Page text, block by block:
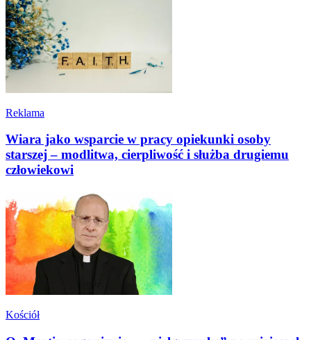
Reklama
Wiara jako wsparcie w pracy opiekunki osoby
starszej – modlitwa, cierpliwość i służba drugiemu
człowiekowi
Kościół